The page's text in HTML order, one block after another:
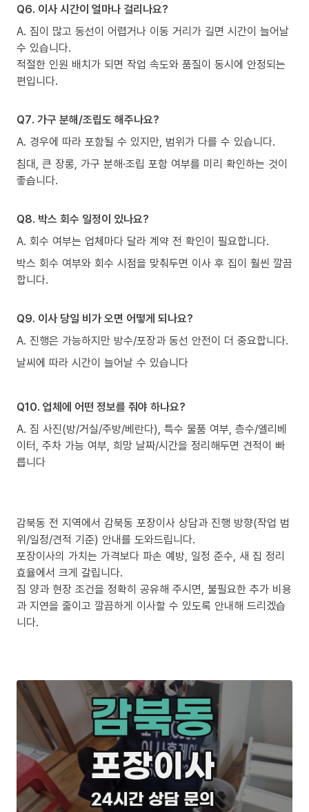
Q6. 이사 시간이 얼마나 걸리나요?
A. 짐이 많고 동선이 어렵거나 이동 거리가 길면 시간이 늘어날
수 있습니다.
적절한 인원 배치가 되면 작업 속도와 품질이 동시에 안정되는
편입니다.
Q7. 가구 분해/조립도 해주나요?
A. 경우에 따라 포함될 수 있지만, 범위가 다를 수 있습니다.
침대, 큰 장롱, 가구 분해·조립 포함 여부를 미리 확인하는 것이
좋습니다.
Q8. 박스 회수 일정이 있나요?
A. 회수 여부는 업체마다 달라 계약 전 확인이 필요합니다.
박스 회수 여부와 회수 시점을 맞춰두면 이사 후 집이 훨씬 깔끔
합니다.
Q9. 이사 당일 비가 오면 어떻게 되나요?
A. 진행은 가능하지만 방수/포장과 동선 안전이 더 중요합니다.
날씨에 따라 시간이 늘어날 수 있습니다
Q10. 업체에 어떤 정보를 줘야 하나요?
A. 짐 사진(방/거실/주방/베란다), 특수 물품 여부, 층수/엘리베
이터, 주차 가능 여부, 희망 날짜/시간을 정리해두면 견적이 빠
릅니다
감북동 전 지역에서 감북동 포장이사 상담과 진행 방향(작업 범
위/일정/견적 기준) 안내를 도와드립니다.
포장이사의 가치는 가격보다 파손 예방, 일정 준수, 새 집 정리
효율에서 크게 갈립니다.
짐 양과 현장 조건을 정확히 공유해 주시면, 불필요한 추가 비용
과 지연을 줄이고 깔끔하게 이사할 수 있도록 안내해 드리겠습
니다.